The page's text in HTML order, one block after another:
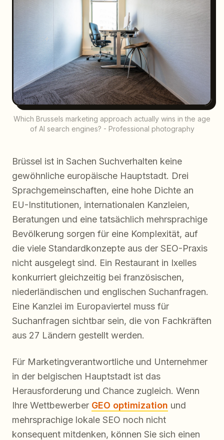
Which Brussels marketing approach actually wins in the age
of AI search engines? - Professional photography
Brüssel ist in Sachen Suchverhalten keine
gewöhnliche europäische Hauptstadt. Drei
Sprachgemeinschaften, eine hohe Dichte an
EU-Institutionen, internationalen Kanzleien,
Beratungen und eine tatsächlich mehrsprachige
Bevölkerung sorgen für eine Komplexität, auf
die viele Standardkonzepte aus der SEO-Praxis
nicht ausgelegt sind. Ein Restaurant in Ixelles
konkurriert gleichzeitig bei französischen,
niederländischen und englischen Suchanfragen.
Eine Kanzlei im Europaviertel muss für
Suchanfragen sichtbar sein, die von Fachkräften
aus 27 Ländern gestellt werden.
Für Marketingverantwortliche und Unternehmer
in der belgischen Hauptstadt ist das
Herausforderung und Chance zugleich. Wenn
Ihre Wettbewerber GEO optimization und
mehrsprachige lokale SEO noch nicht
konsequent mitdenken, können Sie sich einen